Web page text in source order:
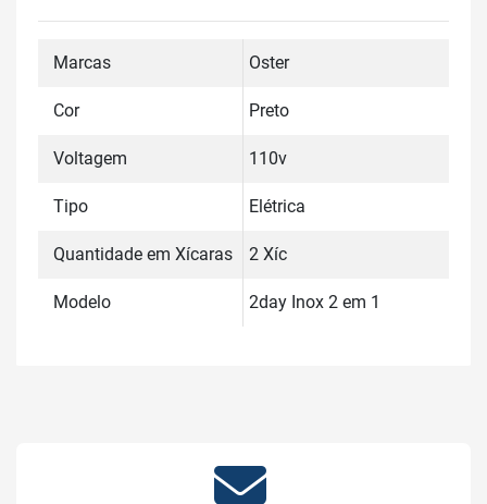
Marcas Oster
Cor Preto
Voltagem 110v
Tipo Elétrica
Quantidade em Xícaras 2 Xíc
Modelo 2day Inox 2 em 1